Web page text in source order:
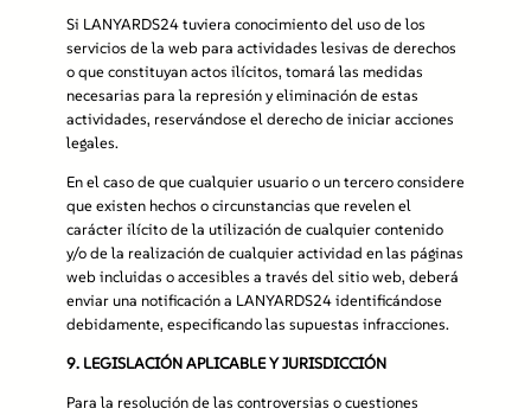
Si LANYARDS24 tuviera conocimiento del uso de los
servicios de la web para actividades lesivas de derechos
o que constituyan actos ilícitos, tomará las medidas
necesarias para la represión y eliminación de estas
actividades, reservándose el derecho de iniciar acciones
legales.
En el caso de que cualquier usuario o un tercero considere
que existen hechos o circunstancias que revelen el
carácter ilícito de la utilización de cualquier contenido
y/o de la realización de cualquier actividad en las páginas
web incluidas o accesibles a través del sitio web, deberá
enviar una notificación a LANYARDS24 identificándose
debidamente, especificando las supuestas infracciones.
9. LEGISLACIÓN APLICABLE Y JURISDICCIÓN
Para la resolución de las controversias o cuestiones